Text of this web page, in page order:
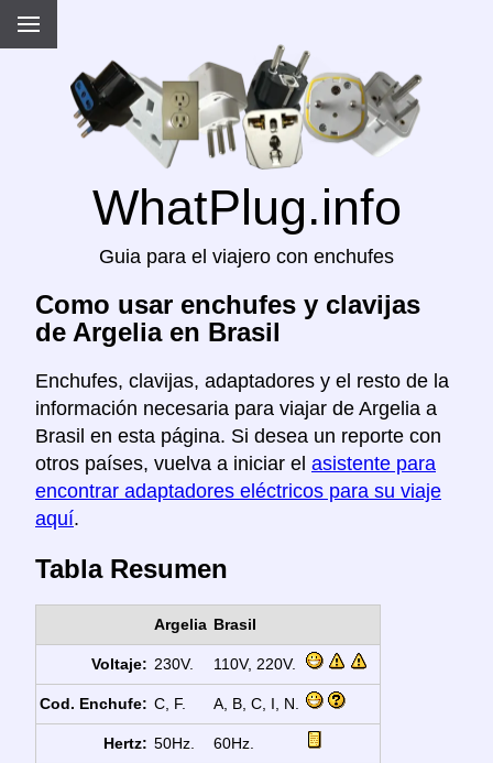
WhatPlug.info
Guia para el viajero con enchufes
Como usar enchufes y clavijas
de Argelia en Brasil
Enchufes, clavijas, adaptadores y el resto de la
información necesaria para viajar de Argelia a
Brasil en esta página. Si desea un reporte con
otros países, vuelva a iniciar el asistente para
encontrar adaptadores eléctricos para su viaje
aquí.
Tabla Resumen
Argelia Brasil
Voltaje: 230V. 110V, 220V.
Cod. Enchufe: C, F. A, B, C, I, N.
Hertz: 50Hz. 60Hz.